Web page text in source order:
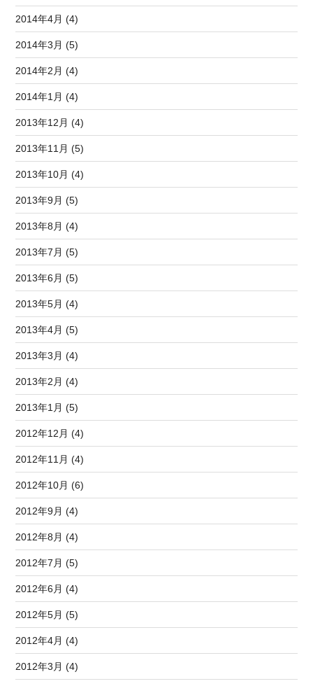
2014年4月 (4)
2014年3月 (5)
2014年2月 (4)
2014年1月 (4)
2013年12月 (4)
2013年11月 (5)
2013年10月 (4)
2013年9月 (5)
2013年8月 (4)
2013年7月 (5)
2013年6月 (5)
2013年5月 (4)
2013年4月 (5)
2013年3月 (4)
2013年2月 (4)
2013年1月 (5)
2012年12月 (4)
2012年11月 (4)
2012年10月 (6)
2012年9月 (4)
2012年8月 (4)
2012年7月 (5)
2012年6月 (4)
2012年5月 (5)
2012年4月 (4)
2012年3月 (4)